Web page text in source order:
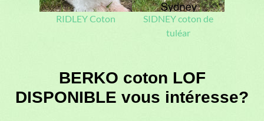
RIDLEY Coton
SIDNEY coton de
tuléar
BERKO coton LOF
DISPONIBLE vous intéresse?